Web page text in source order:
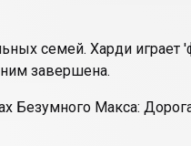
семей. Харди играет
ним завершена.
Безумного Макса: